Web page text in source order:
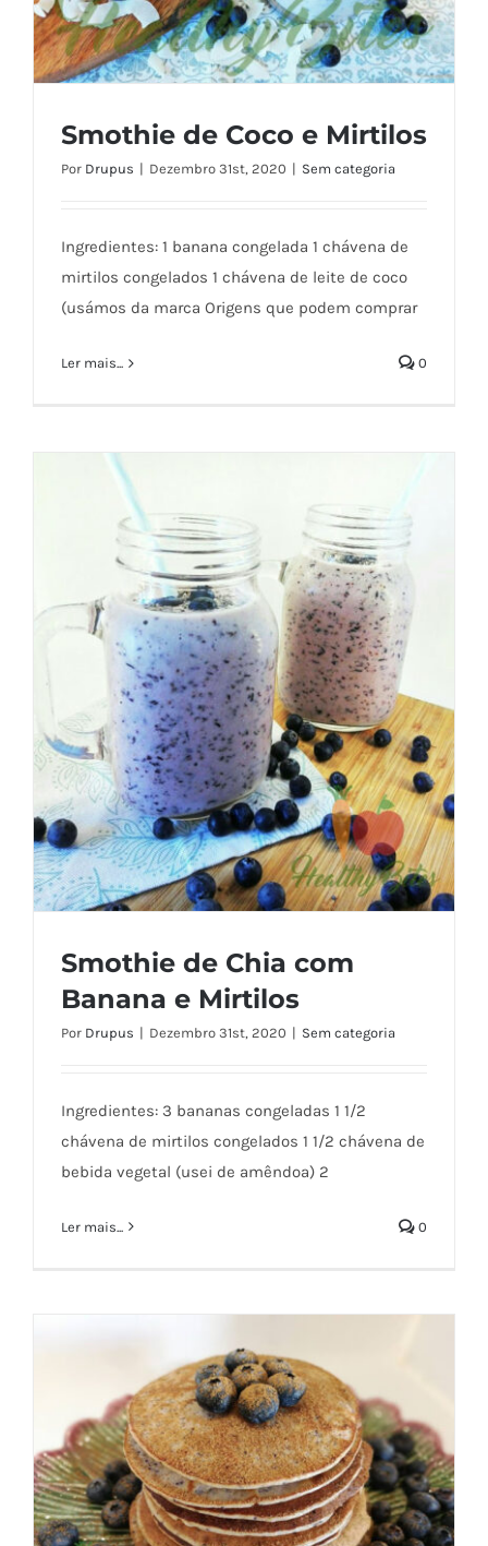
Smothie de Coco e Mirtilos
Smothie de Coco e Mirtilos
Por Drupus | Dezembro 31st, 2020 | Sem categoria
Ingredientes: 1 banana congelada 1 chávena de
mirtilos congelados 1 chávena de leite de coco
(usámos da marca Origens que podem comprar
Ler mais... 0
Smothie de Chia com Banana e Mirtilos
Smothie de Chia com
Banana e Mirtilos
Por Drupus | Dezembro 31st, 2020 | Sem categoria
Ingredientes: 3 bananas congeladas 1 1/2
chávena de mirtilos congelados 1 1/2 chávena de
bebida vegetal (usei de amêndoa) 2
Ler mais... 0